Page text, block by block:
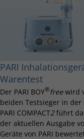
PARI
Warentest
Der PARI BOY®freewird
beiden Testsieger in
PARI COMPACT2führt
der aktuellen Ausgabe
Geräte von PARI